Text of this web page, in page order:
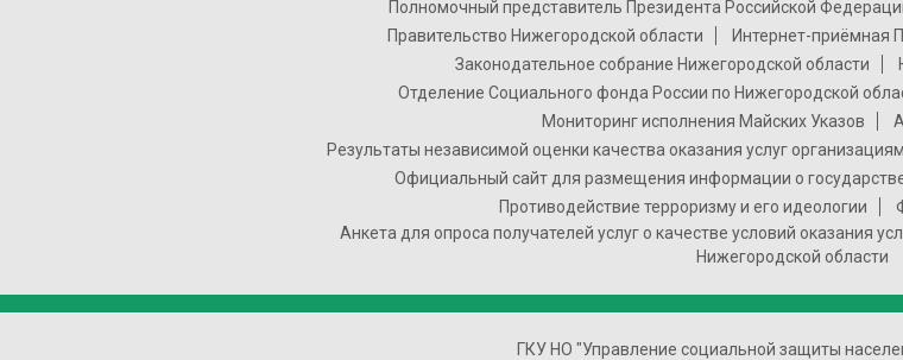
Полномочный представитель Президента Российской
Правительство Нижегородской области
Интернет-приёмная
Законодательное собрание Нижегородской области
Отделение Социального фонда России по Нижегородской
Мониторинг исполнения Майских Указов
Результаты независимой оценки качества оказания услуг
Официальный сайт для размещения информации о
Противодействие терроризму и его идеологии
Анкета для опроса получателей услуг о качестве условий оказания
Нижегородской области
ГКУ НО "Управление социальной защиты